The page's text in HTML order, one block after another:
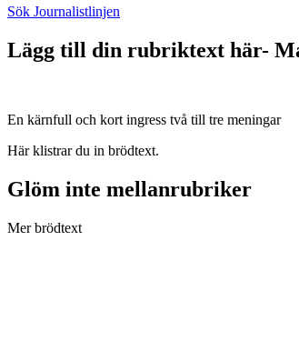
Sök Journalistlinjen
Lägg till din rubriktext här-
En kärnfull och kort ingress två till tre meningar
Här klistrar du in brödtext.
Glöm inte mellanrubriker
Mer brödtext